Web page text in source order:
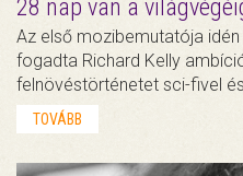
28 nap van a
Az első mozibemutatója
fogadta Richard Kelly
felnövéstörténetet sci-fivel és
TOVÁBB